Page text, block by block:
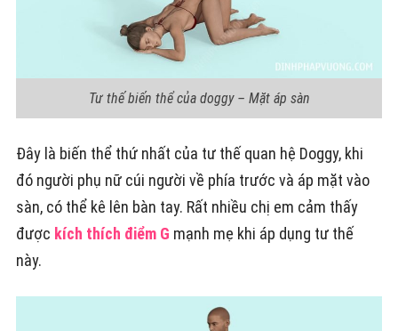
Tư thế biến thể của doggy – Mặt áp sàn
Đây là biến thể thứ nhất của tư thế quan hệ Doggy, khi
đó người phụ nữ cúi người về phía trước và áp mặt vào
sàn, có thể kê lên bàn tay. Rất nhiều chị em cảm thấy
được kích thích điểm G mạnh mẹ khi áp dụng tư thế
này.